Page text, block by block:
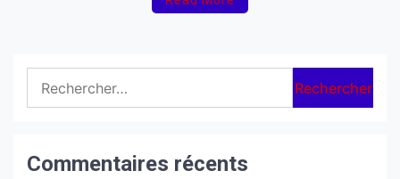
Selon Le Politicien, tous les prisonniers de guerre
Commentaires récents